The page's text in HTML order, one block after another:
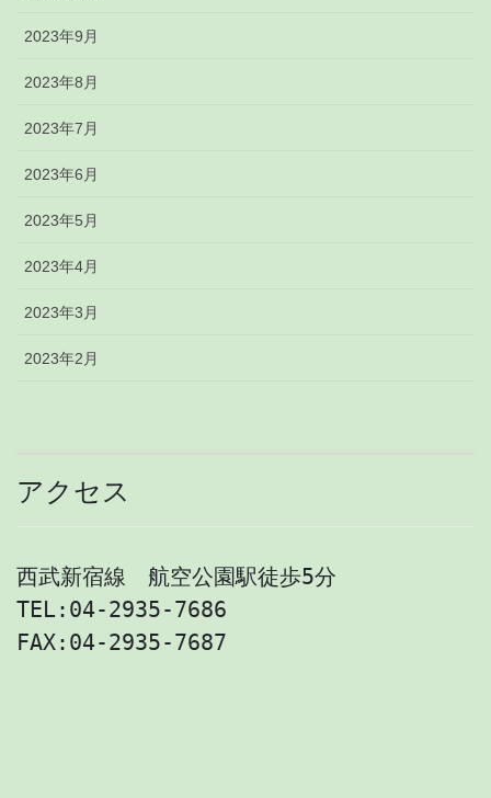
2023年9月
2023年8月
2023年7月
2023年6月
2023年5月
2023年4月
2023年3月
2023年2月
アクセス
西武新宿線　航空公園駅徒歩5分
TEL:04-2935-7686
FAX:04-2935-7687